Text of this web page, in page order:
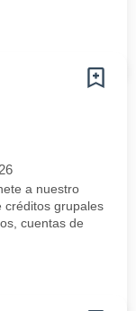
a nuestro
créditos grupales
cuentas de